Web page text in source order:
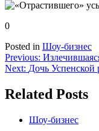
0
Posted in Шоу-бизнес
Навигация
по
записям
Previous:
Next: Дочь Успенской
Related Posts
Шоу-бизнес